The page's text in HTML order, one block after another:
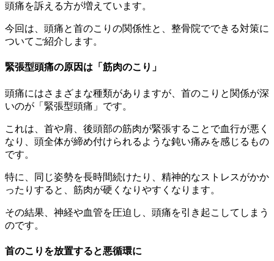
頭痛を訴える方が増えています。
今回は、頭痛と首のこりの関係性と、整骨院でできる対策に
ついてご紹介します。
緊張型頭痛の原因は「筋肉のこり」
頭痛にはさまざまな種類がありますが、首のこりと関係が深
いのが「緊張型頭痛」です。
これは、首や肩、後頭部の筋肉が緊張することで血行が悪く
なり、頭全体が締め付けられるような鈍い痛みを感じるもの
です。
特に、同じ姿勢を長時間続けたり、精神的なストレスがかか
ったりすると、筋肉が硬くなりやすくなります。
その結果、神経や血管を圧迫し、頭痛を引き起こしてしまう
のです。
首のこりを放置すると悪循環に